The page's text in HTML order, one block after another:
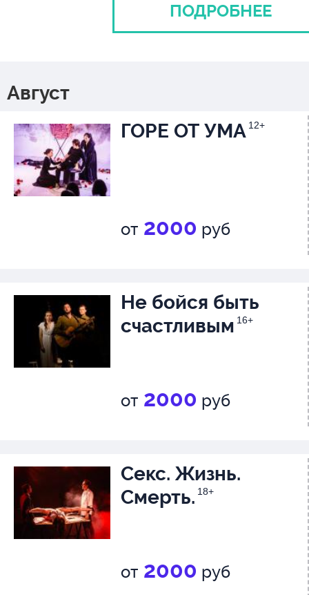
ПОДРОБНЕЕ
Август
ГОРЕ ОТ УМА 12+
от 2000 руб
Не бойся быть
счастливым 16+
от 2000 руб
Секс. Жизнь.
Смерть. 18+
от 2000 руб